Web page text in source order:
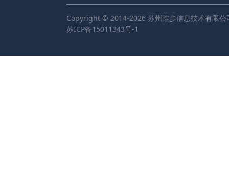
Copyright © 2014-2026 苏州跬步信息技术有限公
苏ICP备15011343号-1